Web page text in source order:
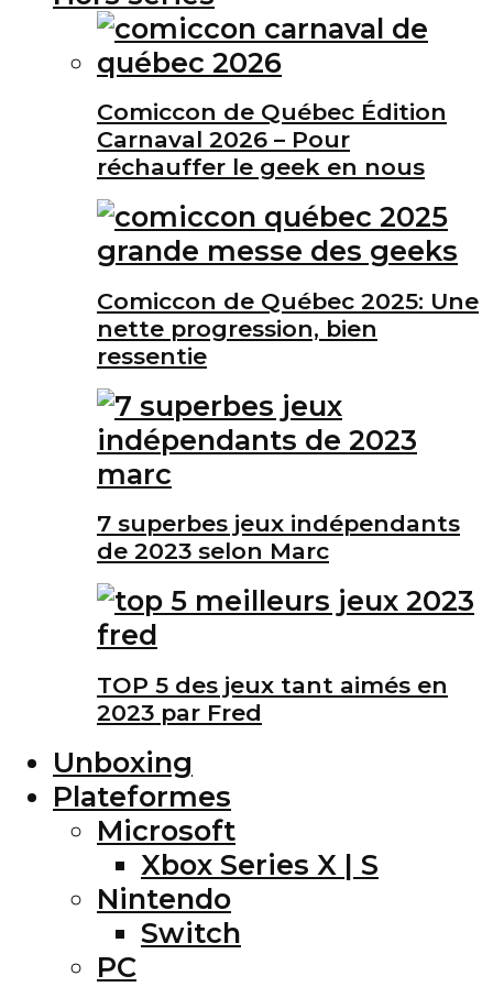
Comiccon de Québec Édition
Carnaval 2026 – Pour
réchauffer le geek en nous
Comiccon de Québec 2025: Une
nette progression, bien
ressentie
7 superbes jeux indépendants
de 2023 selon Marc
TOP 5 des jeux tant aimés en
2023 par Fred
Unboxing
Plateformes
Microsoft
Xbox Series X | S
Nintendo
Switch
PC